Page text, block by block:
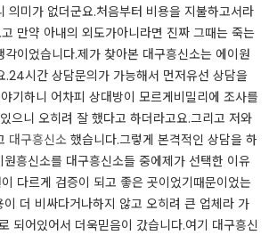
의미가 없더군요.​처음부터 비용을 지불하고서라
만약 아내의 외도가아니라면 진짜 그때는 죽는
이었습니다.​제가 찾아본 대구흥신소는 에이원
.​24시간 상담문의가 가능해서 먼저유선 상담을
기하니 어차피 상대방이 모르게비밀리에 조사를
으니 오히려 잘 했다고 하더라고요.​그리고 저와
대구흥신소 했습니다.​그렇게 본격적인 상담을 하
흥신소를 대구흥신소들 중에제가 선택한 이유
다르게 검증이 되고 좋은 곳이었기때문이었는
더 비싸다거나하지 않고 오히려 큰 업체라 가
되어있어서 더욱믿음이 갔습니다.​여기 대구흥신